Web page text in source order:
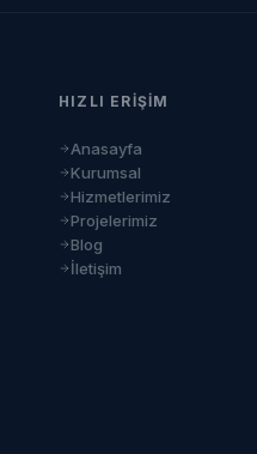
HIZLI ERIŞIM
Anasayfa
Kurumsal
Hizmetlerimiz
Projelerimiz
Blog
İletişim